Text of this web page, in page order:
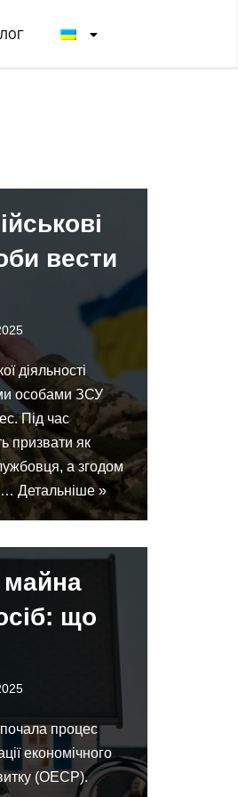
вести
діяльності
особами ЗСУ
Під час
призвати як
а згодом
Детальніше »
майна
що
процес
економічного
(ОЕСР).